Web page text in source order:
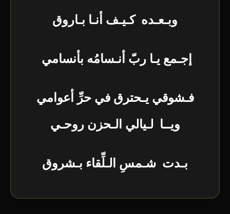
وبـعـده كـيـف أنـا بـاروق
إجـمع يـا ربّ أنـسامُه بأنسامي
فـشوقي يـحترق في حرِّ أعوامي
ويــا لـيالي الـحزن روحـي
بـدت شـمسِ الـلِّقاء بـشروق